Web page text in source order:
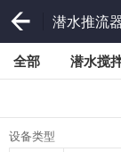
潜水推流
全部 潜水搅
设备类型